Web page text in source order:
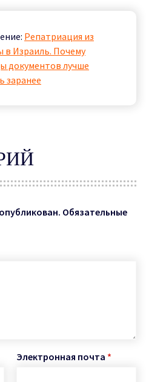
Репатриация из
в Израиль. Почему
документов лучше
заранее
Обязательные
Электронная почта *